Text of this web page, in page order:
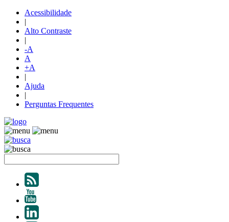
Acessibilidade
|
Alto Contraste
|
-A
A
+A
|
Ajuda
|
Perguntas Frequentes